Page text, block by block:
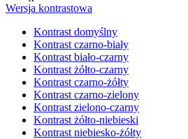
Wersja kontrastowa
Kontrast domyślny
Kontrast czarno-biały
Kontrast biało-czarny
Kontrast żółto-czarny
Kontrast czarno-żółty
Kontrast czarno-zielony
Kontrast zielono-czarny
Kontrast żółto-niebieski
Kontrast niebiesko-żółty